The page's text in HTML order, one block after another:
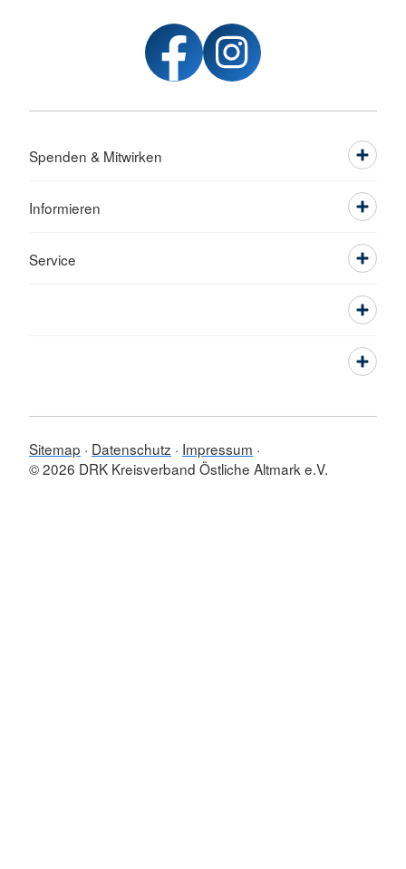
Spenden & Mitwirken
Informieren
Service
Sitemap Datenschutz
Impressum
© 2026 DRK Kreisverband Östliche Altmark e.V.